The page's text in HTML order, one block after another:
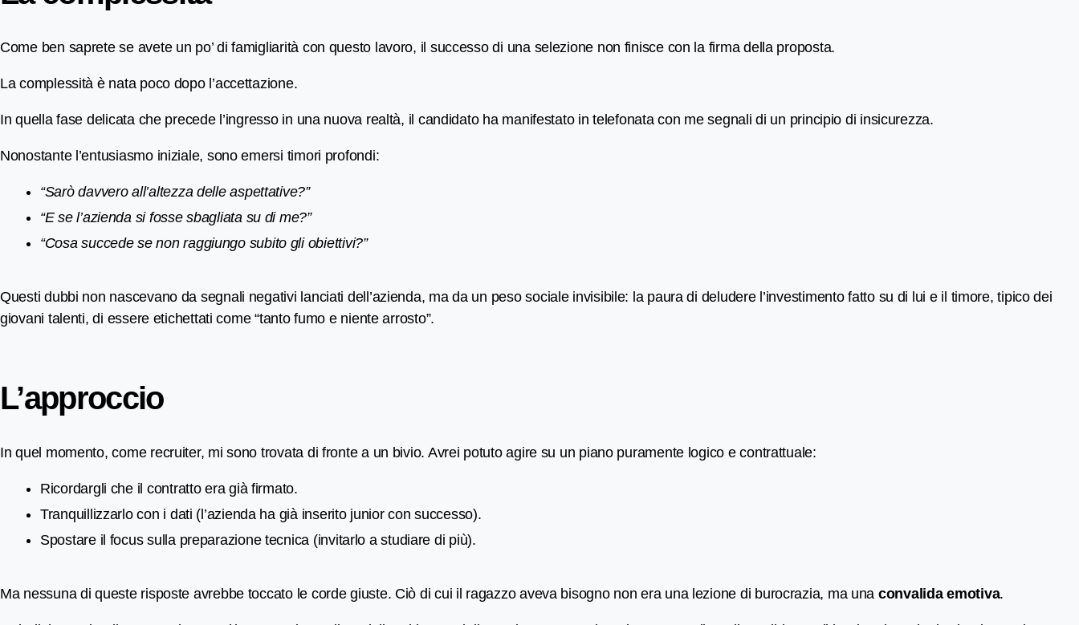
Come ben saprete se avete un po’ di famigliarità con questo lavoro, il successo di una selezione non finisce con la firma della proposta.
La complessità è nata poco dopo l’accettazione.
In quella fase delicata che precede l’ingresso in una nuova realtà, il candidato ha manifestato in telefonata con me segnali di un principio di insicurezza.
Nonostante l’entusiasmo iniziale, sono emersi timori profondi:
“Sarò davvero all’altezza delle aspettative?”
“E se l’azienda si fosse sbagliata su di me?”
“Cosa succede se non raggiungo subito gli obiettivi?”
Questi dubbi non nascevano da segnali negativi lanciati dell’azienda, ma da un peso sociale invisibile: la paura di deludere l’investimento fatto su di lui e il timore, tipico dei
giovani talenti, di essere etichettati come “tanto fumo e niente arrosto”.
L’approccio
In quel momento, come recruiter, mi sono trovata di fronte a un bivio. Avrei potuto agire su un piano puramente logico e contrattuale:
Ricordargli che il contratto era già firmato.
Tranquillizzarlo con i dati (l’azienda ha già inserito junior con successo).
Spostare il focus sulla preparazione tecnica (invitarlo a studiare di più).
Ma nessuna di queste risposte avrebbe toccato le corde giuste. Ciò di cui il ragazzo aveva bisogno non era una lezione di burocrazia, ma una convalida emotiva.